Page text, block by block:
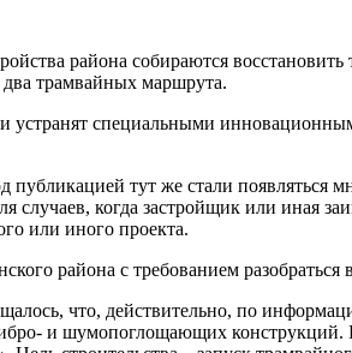
района собираются
трамвайных маршрута.
специальными
публикацией тут же стали появляться
когда застройщик или иная
или иного проекта.
района с требованием разобраться
что, действительно, по
и шумопоглощающих